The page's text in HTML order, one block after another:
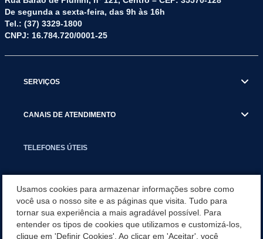
De segunda a sexta-feira, das 9h às 16h
Tel.: (37) 3329-1800
CNPJ: 16.784.720/0001-25
SERVIÇOS
CANAIS DE ATENDIMENTO
TELEFONES ÚTEIS
NOTÍCIAS
Usamos cookies para armazenar informações sobre como
você usa o nosso site e as páginas que visita. Tudo para
tornar sua experiência a mais agradável possível. Para
entender os tipos de cookies que utilizamos e customizá-los,
clique em 'Definir Cookies'. Ao clicar em 'Aceitar', você